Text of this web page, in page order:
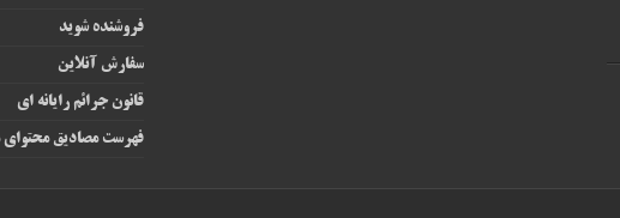
فروشنده شوید
سفارش آنلاین
قانون جرائم رایانه‌ ای
فهرست مصادیق محتوای